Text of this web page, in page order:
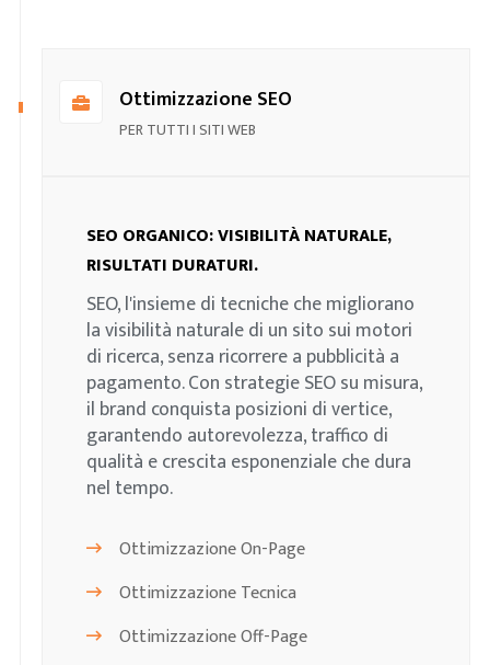
Ottimizzazione SEO
PER TUTTI I SITI WEB
SEO ORGANICO: VISIBILITÀ NATURALE,
RISULTATI DURATURI.
SEO, l'insieme di tecniche che migliorano
la visibilità naturale di un sito sui motori
di ricerca, senza ricorrere a pubblicità a
pagamento. Con strategie SEO su misura,
il brand conquista posizioni di vertice,
garantendo autorevolezza, traffico di
qualità e crescita esponenziale che dura
nel tempo.
Ottimizzazione On-Page
Ottimizzazione Tecnica
Ottimizzazione Off-Page